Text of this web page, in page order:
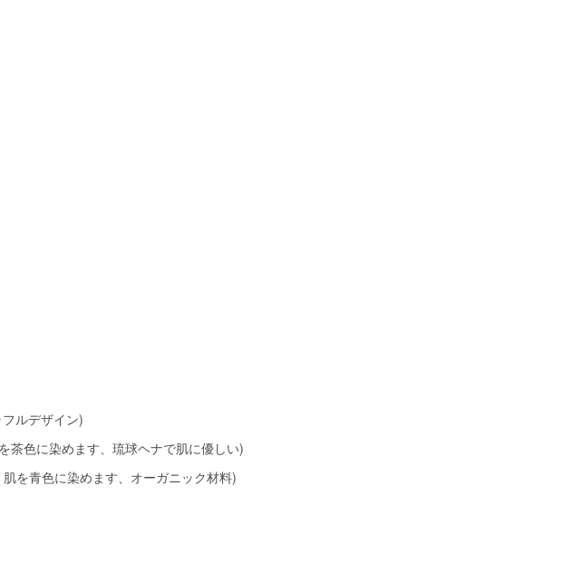
ルデザイン)
茶色に染めます、琉球ヘナで肌に優しい)
を青色に染めます、オーガニック材料)